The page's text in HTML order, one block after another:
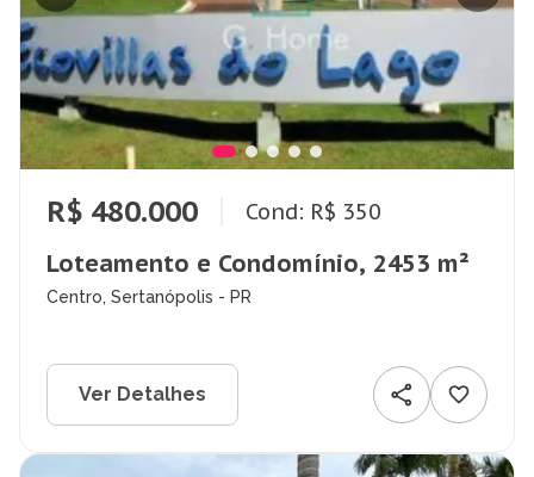
R$ 480.000 Cond: R$ 350
Loteamento e Condomínio, 2453 m²
Centro, Sertanópolis - PR
Ver Detalhes